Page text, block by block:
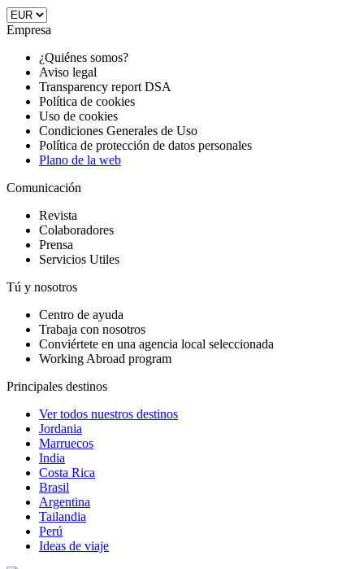
Empresa
¿Quiénes somos?
Aviso legal
Transparency report DSA
Política de cookies
Uso de cookies
Condiciones Generales de Uso
Política de protección de datos personales
Plano de la web
Comunicación
Revista
Colaboradores
Prensa
Servicios Utiles
Tú y nosotros
Centro de ayuda
Trabaja con nosotros
Conviértete en una agencia local seleccionada
Working Abroad program
Principales destinos
Ver todos nuestros destinos
Jordania
Marruecos
India
Costa Rica
Brasil
Argentina
Tailandia
Perú
Ideas de viaje